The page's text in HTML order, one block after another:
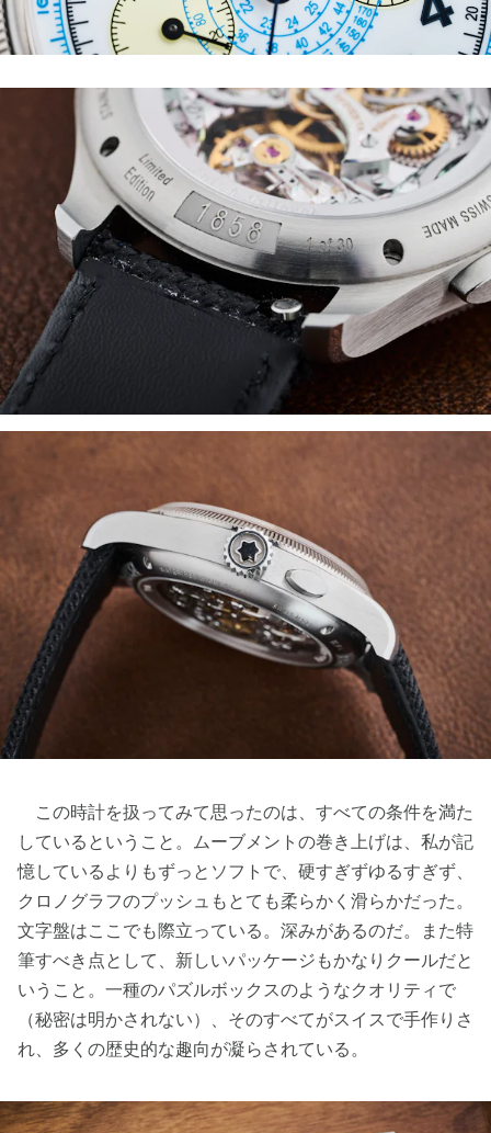
この時計を扱ってみて思ったのは、すべての条件を満た
しているということ。ムーブメントの巻き上げは、私が記
憶しているよりもずっとソフトで、硬すぎずゆるすぎず、
クロノグラフのプッシュもとても柔らかく滑らかだった。
文字盤はここでも際立っている。深みがあるのだ。また特
筆すべき点として、新しいパッケージもかなりクールだと
いうこと。一種のパズルボックスのようなクオリティで
（秘密は明かされない）、そのすべてがスイスで手作りさ
れ、多くの歴史的な趣向が凝らされている。